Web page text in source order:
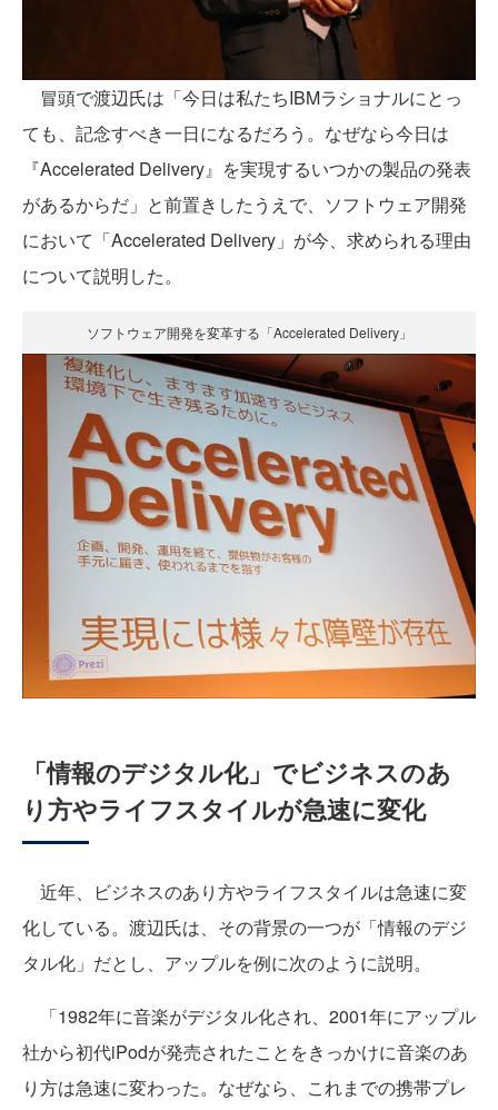
冒頭で渡辺氏は「今日は私たちIBMラショナルにとっ
ても、記念すべき一日になるだろう。なぜなら今日は
『Accelerated Delivery』を実現するいつかの製品の発表
があるからだ」と前置きしたうえで、ソフトウェア開発
において「Accelerated Delivery」が今、求められる理由
について説明した。
ソフトウェア開発を変革する「Accelerated Delivery」
「情報のデジタル化」でビジネスのあ
り方やライフスタイルが急速に変化
近年、ビジネスのあり方やライフスタイルは急速に変
化している。渡辺氏は、その背景の一つが「情報のデジ
タル化」だとし、アップルを例に次のように説明。
「1982年に音楽がデジタル化され、2001年にアップル
社から初代iPodが発売されたことをきっかけに音楽のあ
り方は急速に変わった。なぜなら、これまでの携帯プレ